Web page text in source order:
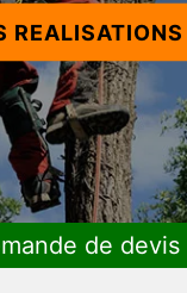
REALISATIONS
de